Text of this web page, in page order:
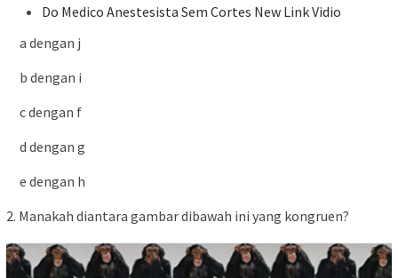
Do Medico Anestesista Sem Cortes New Link Vidio
a dengan j
b dengan i
c dengan f
d dengan g
e dengan h
2. Manakah diantara gambar dibawah ini yang kongruen?